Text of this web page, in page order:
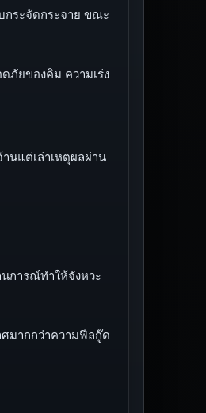
กระจัดกระจาย ขณะ
ภัยของคิม ความเร่ง
นแต่เล่าเหตุผลผ่าน
การณ์ทำให้จังหวะ
มากกว่าความฟีลกู๊ด